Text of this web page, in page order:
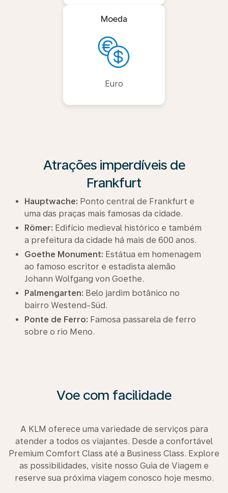
Moeda
Euro
Atrações imperdíveis de
Frankfurt
Hauptwache: Ponto central de Frankfurt e
uma das praças mais famosas da cidade.
Römer: Edifício medieval histórico e também
a prefeitura da cidade há mais de 600 anos.
Goethe Monument: Estátua em homenagem
ao famoso escritor e estadista alemão
Johann Wolfgang von Goethe.
Palmengarten: Belo jardim botânico no
bairro Westend-Süd.
Ponte de Ferro: Famosa passarela de ferro
sobre o rio Meno.
Voe com facilidade
A KLM oferece uma variedade de serviços para
atender a todos os viajantes. Desde a confortável
Premium Comfort Class até a Business Class. Explore
as possibilidades, visite nosso Guia de Viagem e
reserve sua próxima viagem conosco hoje mesmo.